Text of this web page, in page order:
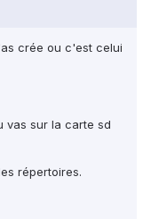
crée ou c'est celui
vas sur la carte sd
répertoires.